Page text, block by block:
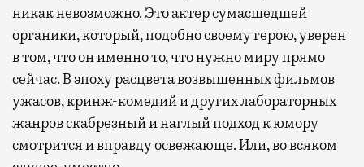
никак невозможно. Это актер сумасшедшей
органики, который, подобно своему герою, уверен
в том, что он именно то, что нужно миру прямо
сейчас. В эпоху расцвета возвышенных фильмов
ужасов, кринж-комедий и других лабораторных
жанров скабрезный и наглый подход к юмору
смотрится и вправду освежающе. Или, во всяком